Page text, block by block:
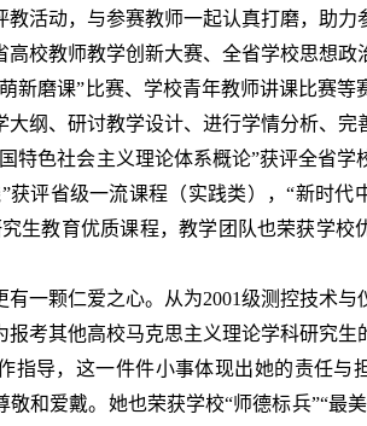
教活动，与参赛教师一起认真打磨，助力
校教师教学创新大赛、全省学校思想政
新磨课”比赛、学校青年教师讲课比赛等
纲、研讨教学设计、进行学情分析、完
特色社会主义理论体系概论”获评全省学
获评省级一流课程（实践类），“新时代
生教育优质课程，教学团队也荣获学校
一颗仁爱之心。从为2001级测控技术与
考其他高校马克思主义理论学科研究生
指导，这一件件小事体现出她的责任与
和爱戴。她也荣获学校“师德标兵”“最
【良师风范】张慎霞：用有